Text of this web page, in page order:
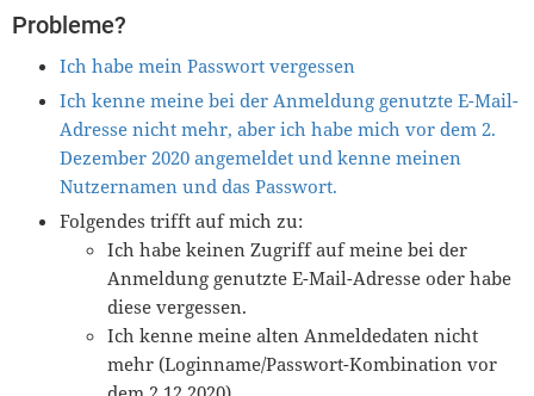
Probleme?
Ich habe mein Passwort vergessen
Ich kenne meine bei der Anmeldung genutzte E-Mail-
Adresse nicht mehr, aber ich habe mich vor dem 2.
Dezember 2020 angemeldet und kenne meinen
Nutzernamen und das Passwort.
Folgendes trifft auf mich zu:
Ich habe keinen Zugriff auf meine bei der
Anmeldung genutzte E-Mail-Adresse oder habe
diese vergessen.
Ich kenne meine alten Anmeldedaten nicht
mehr (Loginname/Passwort-Kombination vor